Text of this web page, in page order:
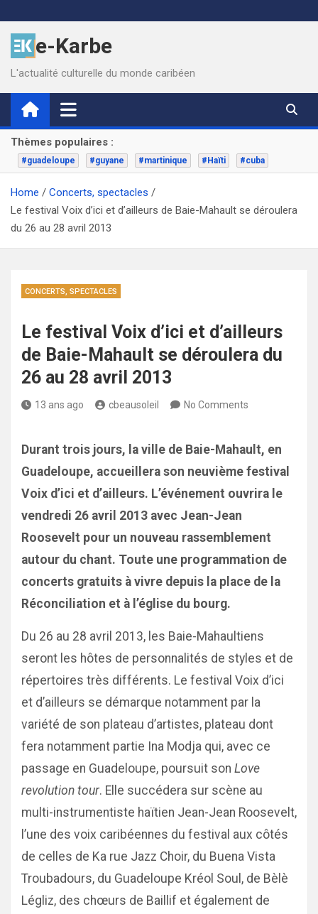
to
contente-Karbe
L'actualité culturelle du monde caribéen
Thèmes populaires :
#guadeloupe #guyane #martinique #Haïti #cuba
Home
Concerts, spectacles
Le festival Voix d’ici et d’ailleurs de Baie-Mahault se déroulera
du 26 au 28 avril 2013
CONCERTS, SPECTACLES
Le festival Voix d’ici et d’ailleurs
de Baie-Mahault se déroulera du
26 au 28 avril 2013
13 ans ago cbeausoleil No Comments
Durant trois jours, la ville de Baie-Mahault, en
Guadeloupe, accueillera son neuvième festival
Voix d’ici et d’ailleurs. L’événement ouvrira le
vendredi 26 avril 2013 avec Jean-Jean
Roosevelt pour un nouveau rassemblement
autour du chant. Toute une programmation de
concerts gratuits à vivre depuis la place de la
Réconciliation et à l’église du bourg.
Du 26 au 28 avril 2013, les Baie-Mahaultiens
seront les hôtes de personnalités de styles et de
répertoires très différents. Le festival Voix d’ici
et d’ailleurs se démarque notamment par la
variété de son plateau d’artistes, plateau dont
fera notamment partie Ina Modja qui, avec ce
passage en Guadeloupe, poursuit son Love
revolution tour. Elle succédera sur scène au
multi-instrumentiste haïtien Jean-Jean Roosevelt,
l’une des voix caribéennes du festival aux côtés
de celles de Ka rue Jazz Choir, du Buena Vista
Troubadours, du Guadeloupe Kréol Soul, de Bèlè
Légliz, des chœurs de Baillif et également de